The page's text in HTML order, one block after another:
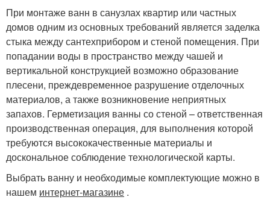
При монтаже ванн в санузлах квартир или частных
домов одним из основных требований является заделка
стыка между сантехприбором и стеной помещения. При
попадании воды в пространство между чашей и
вертикальной конструкцией возможно образование
плесени, преждевременное разрушение отделочных
материалов, а также возникновение неприятных
запахов. Герметизация ванны со стеной – ответственная
производственная операция, для выполнения которой
требуются высококачественные материалы и
доскональное соблюдение технологической карты.
Выбрать ванну и необходимые комплектующие можно в
нашем интернет-магазине .